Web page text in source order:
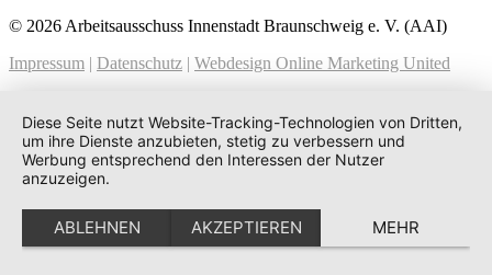
© 2026 Arbeitsausschuss Innenstadt Braunschweig e. V. (AAI)
Impressum | Datenschutz | Webdesign Online Marketing United
Diese Seite nutzt Website-Tracking-Technologien von Dritten,
um ihre Dienste anzubieten, stetig zu verbessern und
Werbung entsprechend den Interessen der Nutzer
anzuzeigen.
ABLEHNEN AKZEPTIEREN MEHR